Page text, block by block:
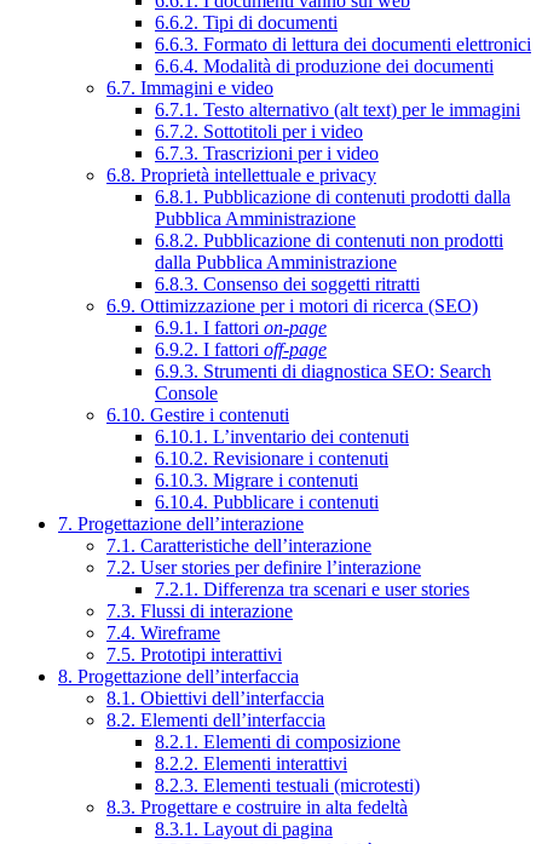
6.6.2. Tipi di documenti
6.6.3. Formato di lettura dei documenti elettronici
6.6.4. Modalità di produzione dei documenti
6.7. Immagini e video
6.7.1. Testo alternativo (alt text) per le immagini
6.7.2. Sottotitoli per i video
6.7.3. Trascrizioni per i video
6.8. Proprietà intellettuale e privacy
6.8.1. Pubblicazione di contenuti prodotti dalla
Pubblica Amministrazione
6.8.2. Pubblicazione di contenuti non prodotti
dalla Pubblica Amministrazione
6.8.3. Consenso dei soggetti ritratti
6.9. Ottimizzazione per i motori di ricerca (SEO)
6.9.1. I fattori on-page
6.9.2. I fattori off-page
6.9.3. Strumenti di diagnostica SEO: Search
Console
6.10. Gestire i contenuti
6.10.1. L’inventario dei contenuti
6.10.2. Revisionare i contenuti
6.10.3. Migrare i contenuti
6.10.4. Pubblicare i contenuti
7. Progettazione dell’interazione
7.1. Caratteristiche dell’interazione
7.2. User stories per definire l’interazione
7.2.1. Differenza tra scenari e user stories
7.3. Flussi di interazione
7.4. Wireframe
7.5. Prototipi interattivi
8. Progettazione dell’interfaccia
8.1. Obiettivi dell’interfaccia
8.2. Elementi dell’interfaccia
8.2.1. Elementi di composizione
8.2.2. Elementi interattivi
8.2.3. Elementi testuali (microtesti)
8.3. Progettare e costruire in alta fedeltà
8.3.1. Layout di pagina